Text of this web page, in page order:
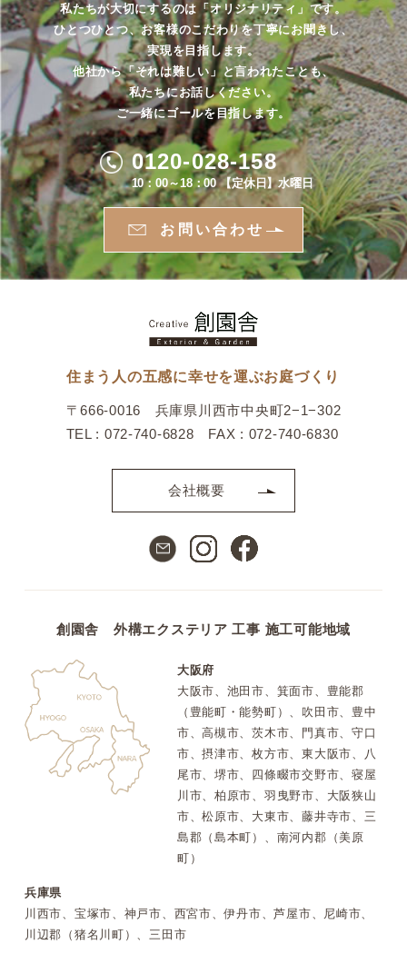
私たちが大切にするのは「オリジナリティ」です。
ひとつひとつ、お客様のこだわりを丁寧にお聞きし、
実現を目指します。
他社から「それは難しい」と言われたことも、
私たちにお話しください。
ご一緒にゴールを目指します。
0120-028-158
10：00～18：00 【定休日】水曜日
お問い合わせ
住まう人の五感に幸せを運ぶお庭づくり
〒666-0016 兵庫県川西市中央町2−1−302
TEL : 072-740-6828 FAX : 072-740-6830
会社概要
創園舎 外構エクステリア 工事 施工可能地域
大阪府
大阪市、池田市、箕面市、豊能郡
（豊能町・能勢町）、吹田市、豊中
市、高槻市、茨木市、門真市、守口
市、摂津市、枚方市、東大阪市、八
尾市、堺市、四條畷市交野市、寝屋
川市、柏原市、羽曳野市、大阪狭山
市、松原市、大東市、藤井寺市、三
島郡（島本町）、南河内郡（美原
町）
兵庫県
川西市、宝塚市、神戸市、西宮市、伊丹市、芦屋市、尼崎市、
川辺郡（猪名川町）、三田市